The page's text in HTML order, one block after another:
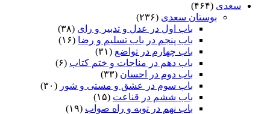
سعدی (۴۶۴)
بوستان سعدی (۲۳۶)
باب اول در عدل و تدبیر و رای (۳۸)
باب پنجم در باب تسلیم و رضا (۱۶)
باب چهارم در تواضع (۳۱)
باب دهم در مناجات و ختم کتاب (۶)
باب دوم در احسان (۳۳)
باب سوم در عشق و مستی و شور (۳۰)
باب ششم در قناعت (۱۵)
باب نهم در توبه و راه صواب (۱۹)